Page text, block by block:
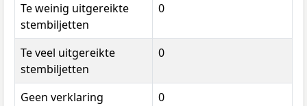
Te weinig uitgereikte
stembiljetten
0
Te veel uitgereikte
stembiljetten
0
Geen verklaring
0